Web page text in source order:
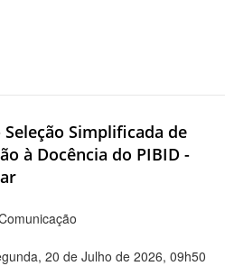
Seleção Simplificada de
à Docência do PIBID -
20 de Julho de 2026, 09h50